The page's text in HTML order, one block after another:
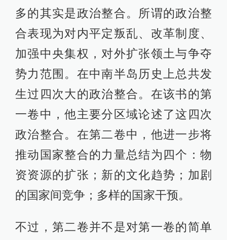
多的其实是政治整合。所谓的政治整
合表现为对内平定叛乱、改革制度、
加强中央集权，对外扩张领土与争夺
势力范围。在中南半岛历史上总共发
生过四次大的政治整合。在该书的第
一卷中，他主要分区域论述了这四次
政治整合。在第二卷中，他进一步将
推动国家整合的力量总结为四个：物
资资源的扩张；新的文化趋势；加剧
的国家间竞争；多样的国家干预。
不过，第二卷并不是对第一卷的简单